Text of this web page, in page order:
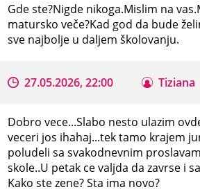
Gde ste?Nigde nikoga.Mislim na
matursko veče?Kad god da bude
sve najbolje u daljem školovanju.
27.05.2026, 22:00 Tiziana
Dobro vece...Slabo nesto ulazim
veceri jos ihahaj...tek tamo krajem
poludeli sa svakodnevnim
skole..U petak ce valjda da zavrse i
Kako ste zene? Sta ima novo?